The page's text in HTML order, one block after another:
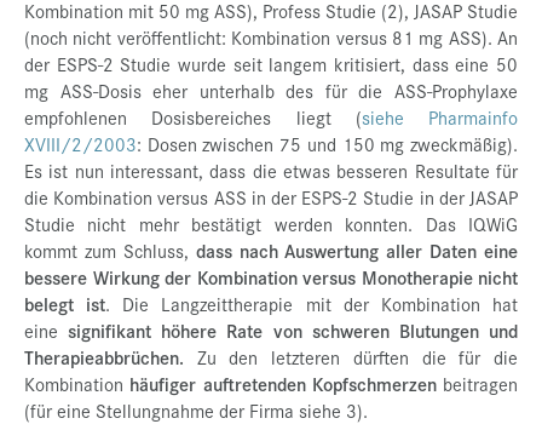
Kombination mit 50 mg ASS), Profess Studie (2), JASAP Studie
(noch nicht veröffentlicht: Kombination versus 81 mg ASS). An
der ESPS-2 Studie wurde seit langem kritisiert, dass eine 50
mg ASS-Dosis eher unterhalb des für die ASS-Prophylaxe
empfohlenen Dosisbereiches liegt (siehe Pharmainfo
XVIII/2/2003: Dosen zwischen 75 und 150 mg zweckmäßig).
Es ist nun interessant, dass die etwas besseren Resultate für
die Kombination versus ASS in der ESPS-2 Studie in der JASAP
Studie nicht mehr bestätigt werden konnten. Das IQWiG
kommt zum Schluss, dass nach Auswertung aller Daten eine
bessere Wirkung der Kombination versus Monotherapie nicht
belegt ist. Die Langzeittherapie mit der Kombination hat
einesignifikant höhere Rate von schweren Blutungen und
Therapieabbrüchen. Zu den letzteren dürften die für die
Kombination häufiger auftretenden Kopfschmerzenbeitragen
(für eine Stellungnahme der Firma siehe 3).